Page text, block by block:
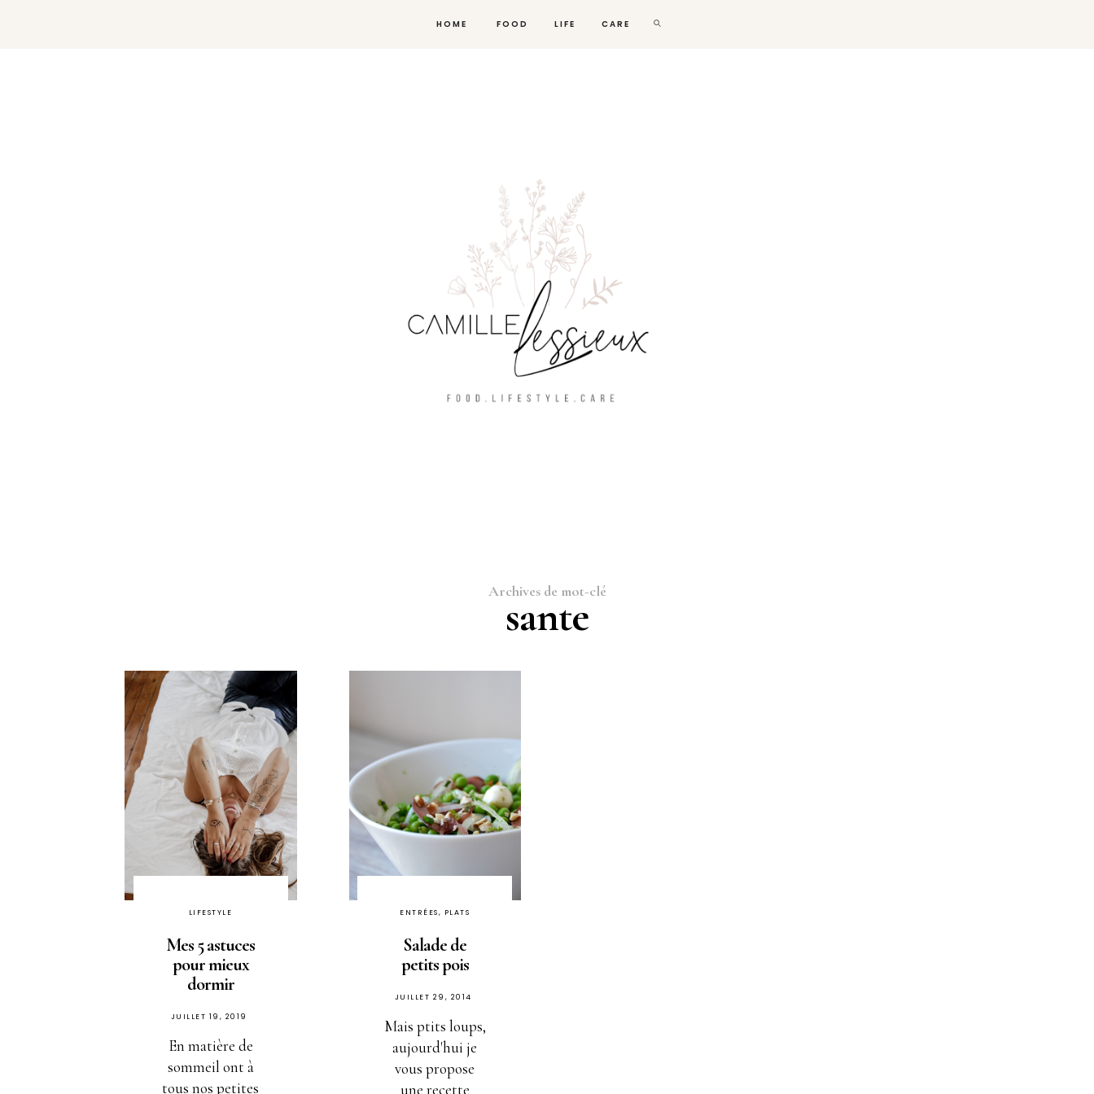
HOME FOOD LIFE CARE
Archives de mot-clé
sante
LIFESTYLE
Mes 5 astuces
pour mieux
dormir
PUBLIÉ
JUILLET 19, 2019
En matière de
sommeil ont à
tous nos petites
ENTRÉES, PLATS
Salade de
petits pois
PUBLIÉ
JUILLET 29, 2014
Mais ptits loups,
aujourd'hui je
vous propose
une recette